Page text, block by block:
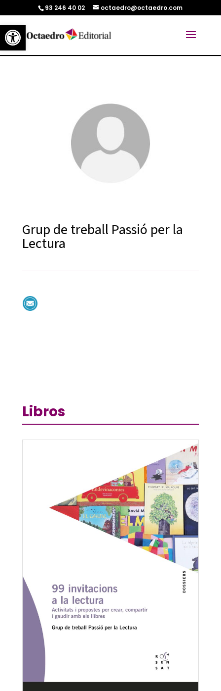
Abrir barra de herramientas
93 246 40 02 octaedro@octaedro.com
Grup de treball Passió per la
Lectura
Libros